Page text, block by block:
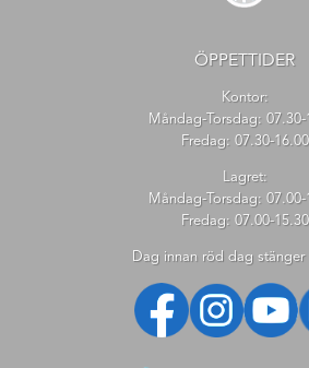
ÖPPETTIDER
Kontor:
Måndag-Torsdag: 07.30-
Fredag: 07.30-16.00
Lagret:
Måndag-Torsdag: 07.00-
Fredag: 07.00-15.30
Dag innan röd dag stänger